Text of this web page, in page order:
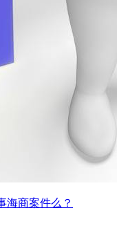
海商案件么？